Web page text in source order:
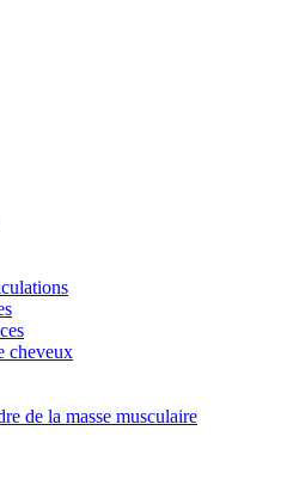
cheveux
de la masse musculaire